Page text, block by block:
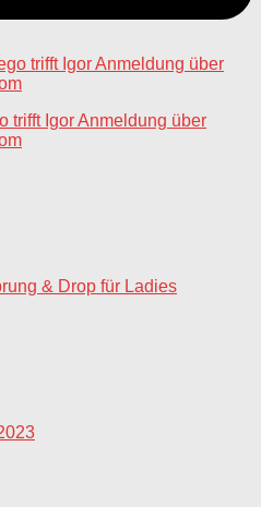
trifft Igor Anmeldung über
& Drop für Ladies